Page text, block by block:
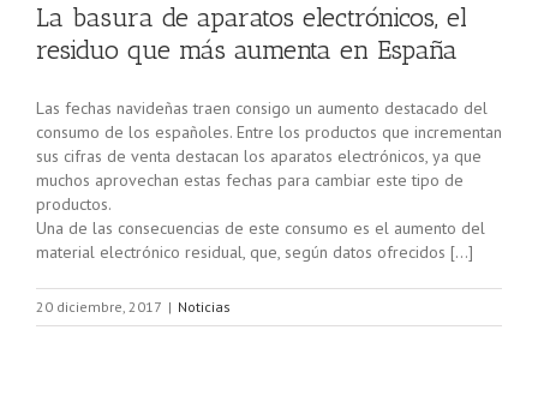
La basura de aparatos electrónicos, el
residuo que más aumenta en España
Las fechas navideñas traen consigo un aumento destacado del
consumo de los españoles. Entre los productos que incrementan
sus cifras de venta destacan los aparatos electrónicos, ya que
muchos aprovechan estas fechas para cambiar este tipo de
productos.
Una de las consecuencias de este consumo es el aumento del
material electrónico residual, que, según datos ofrecidos […]
20 diciembre, 2017 | Noticias